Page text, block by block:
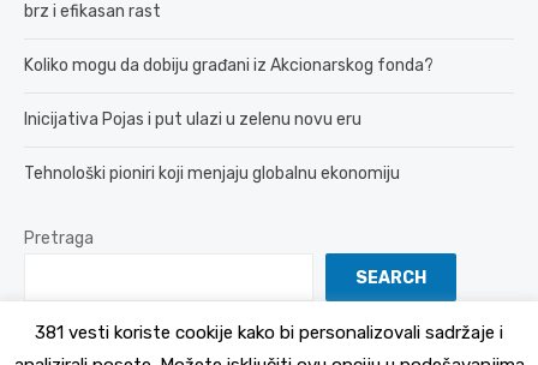
brz i efikasan rast
Koliko mogu da dobiju građani iz Akcionarskog fonda?
Inicijativa Pojas i put ulazi u zelenu novu eru
Tehnološki pioniri koji menjaju globalnu ekonomiju
Pretraga
SEARCH
381 vesti koriste cookije kako bi personalizovali sadržaje i